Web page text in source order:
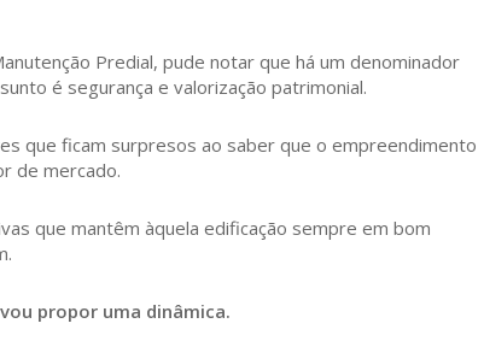
Predial, pude notar que há um denominador
é segurança e valorização patrimonial.
que ficam surpresos ao saber que o empreendimento
de mercado.
que mantêm àquela edificação sempre em bom
propor uma dinâmica.